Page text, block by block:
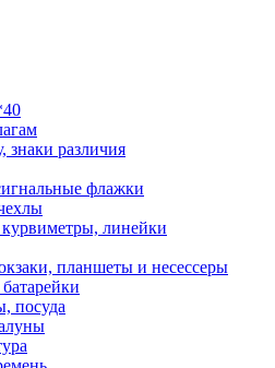
знаки различия
флажки
линейки
планшеты и несессеры
посуда